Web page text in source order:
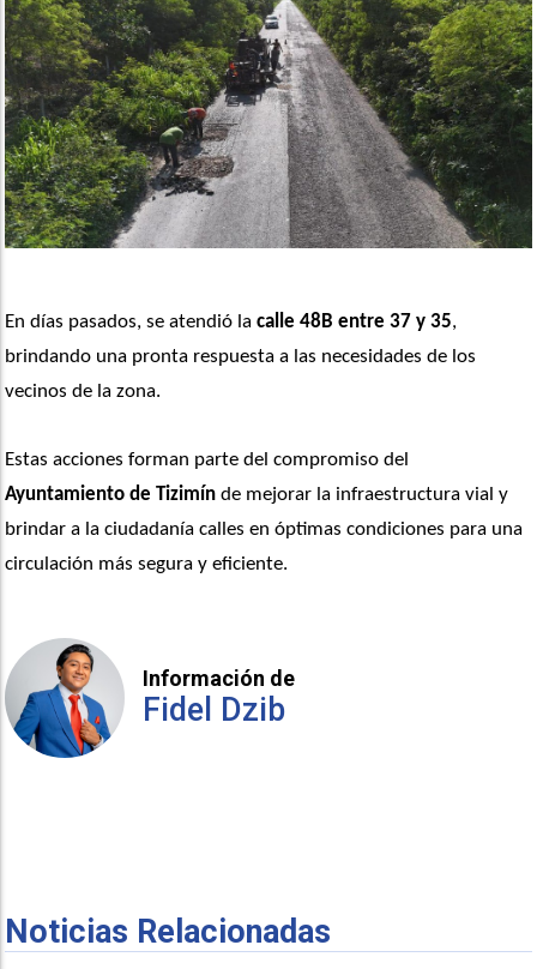
En días pasados, se atendió la calle 48B entre 37 y 35,
brindando una pronta respuesta a las necesidades de los
vecinos de la zona.
Estas acciones forman parte del compromiso del
Ayuntamiento de Tizimín de mejorar la infraestructura vial y
brindar a la ciudadanía calles en óptimas condiciones para una
circulación más segura y eficiente.
Información de
Fidel Dzib
Noticias Relacionadas